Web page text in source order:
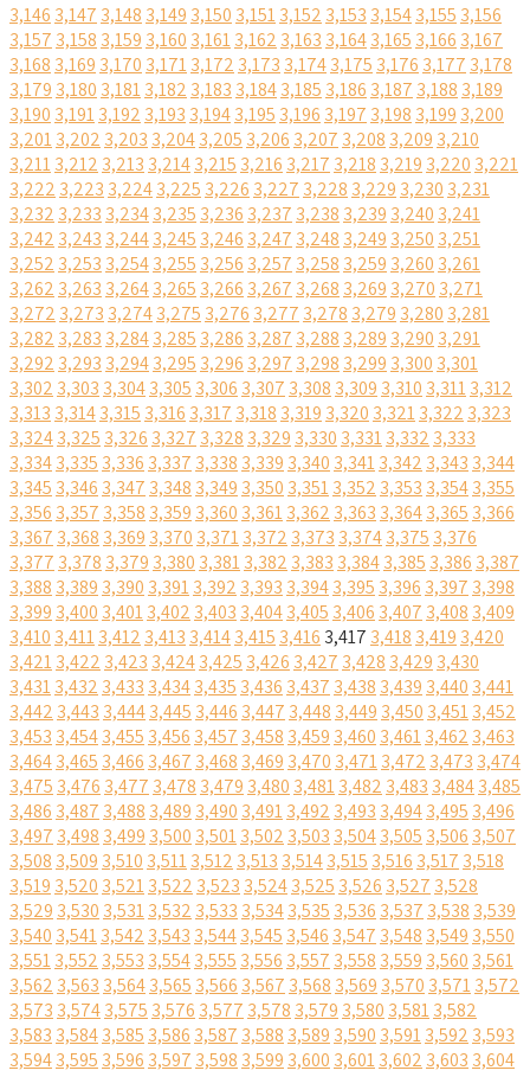
3,146 3,147 3,148 3,149 3,150 3,1513,152 3,153 3,1543,155 3,156
3,157 3,158 3,159 3,160 3,1613,162 3,163 3,1643,165 3,166 3,167
3,168 3,169 3,170 3,1713,172 3,173 3,1743,175 3,176 3,177 3,178
3,179 3,180 3,1813,182 3,183 3,1843,185 3,186 3,187 3,188 3,189
3,190 3,1913,192 3,193 3,1943,195 3,196 3,197 3,198 3,199 3,200
3,2013,202 3,203 3,2043,205 3,206 3,207 3,208 3,209 3,210
3,2113,212 3,213 3,2143,215 3,216 3,217 3,218 3,219 3,220 3,221
3,222 3,223 3,2243,225 3,226 3,227 3,228 3,229 3,230 3,231
3,232 3,233 3,2343,235 3,236 3,237 3,238 3,239 3,240 3,241
3,242 3,243 3,2443,245 3,246 3,247 3,248 3,249 3,250 3,251
3,252 3,253 3,2543,255 3,256 3,257 3,258 3,259 3,260 3,261
3,262 3,263 3,2643,265 3,266 3,267 3,268 3,269 3,270 3,271
3,272 3,273 3,2743,275 3,276 3,277 3,278 3,279 3,280 3,281
3,282 3,283 3,2843,285 3,286 3,287 3,288 3,289 3,290 3,291
3,292 3,293 3,2943,295 3,296 3,297 3,298 3,299 3,300 3,301
3,302 3,303 3,3043,305 3,306 3,307 3,308 3,309 3,310 3,3113,312
3,313 3,3143,315 3,316 3,317 3,318 3,319 3,320 3,3213,322 3,323
3,3243,325 3,326 3,327 3,328 3,329 3,330 3,3313,332 3,333
3,3343,335 3,336 3,337 3,338 3,339 3,340 3,3413,342 3,343 3,344
3,345 3,346 3,347 3,348 3,349 3,350 3,3513,352 3,353 3,3543,355
3,356 3,357 3,358 3,359 3,360 3,3613,362 3,363 3,3643,365 3,366
3,367 3,368 3,369 3,370 3,3713,372 3,373 3,3743,375 3,376
3,377 3,378 3,379 3,380 3,3813,382 3,383 3,3843,385 3,386 3,387
3,388 3,389 3,390 3,3913,392 3,393 3,3943,395 3,396 3,397 3,398
3,399 3,400 3,4013,402 3,403 3,4043,405 3,406 3,407 3,408 3,409
3,410 3,4113,412 3,413 3,4143,415 3,416 3,417 3,418 3,419 3,420
3,4213,422 3,423 3,4243,425 3,426 3,427 3,428 3,429 3,430
3,4313,432 3,433 3,4343,435 3,436 3,437 3,438 3,439 3,440 3,441
3,442 3,443 3,4443,445 3,446 3,447 3,448 3,449 3,450 3,4513,452
3,453 3,4543,455 3,456 3,457 3,458 3,459 3,460 3,4613,462 3,463
3,4643,465 3,466 3,467 3,468 3,469 3,470 3,4713,472 3,473 3,474
3,475 3,476 3,477 3,478 3,479 3,480 3,4813,482 3,483 3,4843,485
3,486 3,487 3,488 3,489 3,490 3,4913,492 3,493 3,4943,495 3,496
3,497 3,498 3,499 3,500 3,5013,502 3,503 3,5043,505 3,506 3,507
3,508 3,509 3,510 3,5113,512 3,513 3,5143,515 3,516 3,517 3,518
3,519 3,520 3,5213,522 3,523 3,5243,525 3,526 3,527 3,528
3,529 3,530 3,5313,532 3,533 3,5343,535 3,536 3,537 3,538 3,539
3,540 3,5413,542 3,543 3,5443,545 3,546 3,547 3,548 3,549 3,550
3,5513,552 3,553 3,5543,555 3,556 3,557 3,558 3,559 3,560 3,561
3,562 3,563 3,5643,565 3,566 3,567 3,568 3,569 3,570 3,5713,572
3,573 3,5743,575 3,576 3,577 3,578 3,579 3,580 3,5813,582
3,583 3,5843,585 3,586 3,587 3,588 3,589 3,590 3,5913,592 3,593
3,5943,595 3,596 3,597 3,598 3,599 3,600 3,6013,602 3,603 3,604